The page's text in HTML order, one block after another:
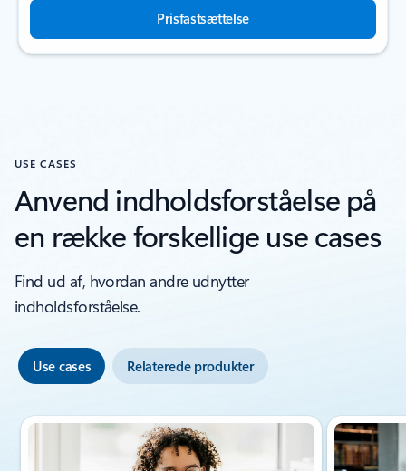
Prisfastsættelse
USE CASES
Anvend indholdsforståelse på
en række forskellige use cases
Find ud af, hvordan andre udnytter
indholdsforståelse.
Use cases Relaterede produkter
Viser slide 1 af 3